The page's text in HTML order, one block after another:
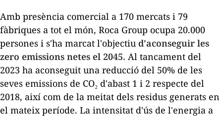
Amb presència comercial a 170 mercats i 79
fàbriques a tot el món, Roca Group ocupa 20.000
persones i s'ha marcat l'objectiu d'aconseguir les
zero emissions netes el 2045. Al tancament del
2023 ha aconseguit una reducció del 50% de les
seves emissions de CO₂ d'abast 1 i 2 respecte del
2018, així com de la meitat dels residus generats en
el mateix període. La intensitat d'ús de l'energia a